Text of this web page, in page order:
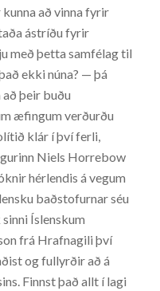
að vinna fyrir
ástríðu fyrir
með þetta samfélag til
ekki núna? — þá
þeir buðu
æfingum verðurðu
klár í því ferli,
Niels Horrebow
hérlendis á vegum
baðstofurnar séu
Íslenskum
frá Hrafnagili því
og fullyrðir að á
Finnst það allt í lagi